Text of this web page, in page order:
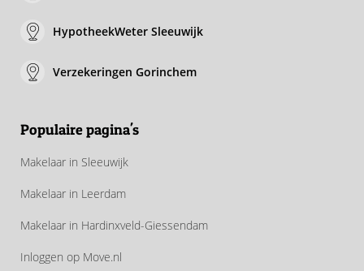
HypotheekWeter Sleeuwijk
Verzekeringen Gorinchem
Populaire pagina's
Makelaar in Sleeuwijk
Makelaar in Leerdam
Makelaar in Hardinxveld-Giessendam
Inloggen op Move.nl